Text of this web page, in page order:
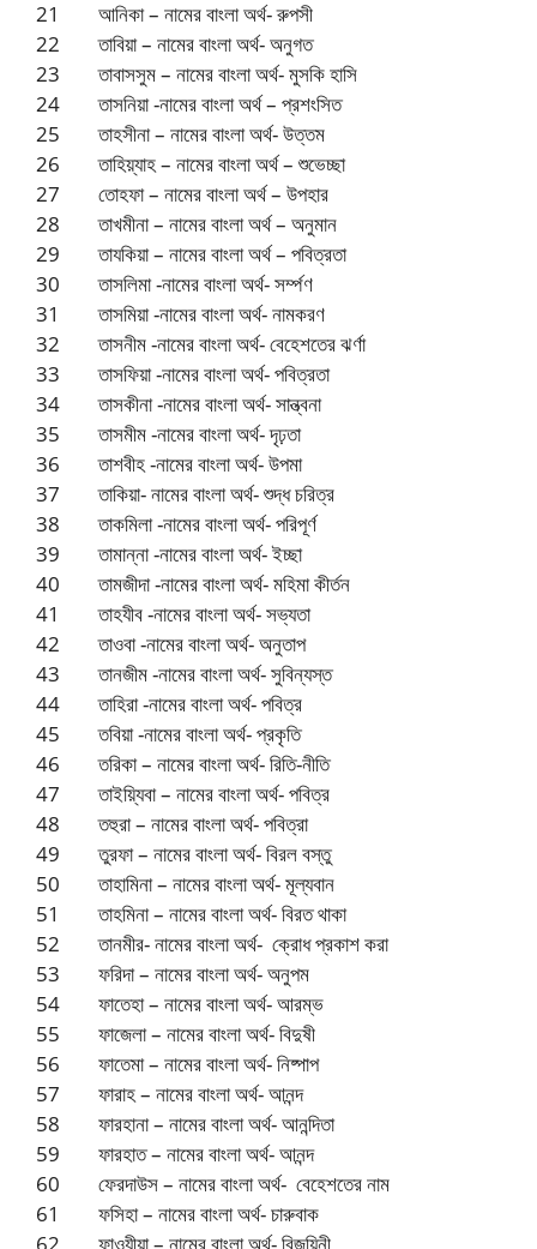
21 আনিকা – নামের বাংলা অর্থ- রুপসী
22 তাবিয়া – নামের বাংলা অর্থ- অনুগত
23 তাবাসসুম – নামের বাংলা অর্থ- মুসকি হাসি
24 তাসনিয়া -নামের বাংলা অর্থ – প্রশংসিত
25 তাহসীনা – নামের বাংলা অর্থ- উত্তম
26 তাহিয়্যাহ – নামের বাংলা অর্থ – শুভেচ্ছা
27 তোহফা – নামের বাংলা অর্থ – উপহার
28 তাখমীনা – নামের বাংলা অর্থ – অনুমান
29 তাযকিয়া – নামের বাংলা অর্থ – পবিত্রতা
30 তাসলিমা -নামের বাংলা অর্থ- সর্ম্পণ
31 তাসমিয়া -নামের বাংলা অর্থ- নামকরণ
32 তাসনীম -নামের বাংলা অর্থ- বেহেশতের ঝর্ণা
33 তাসফিয়া -নামের বাংলা অর্থ- পবিত্রতা
34 তাসকীনা -নামের বাংলা অর্থ- সান্ত্বনা
35 তাসমীম -নামের বাংলা অর্থ- দৃঢ়তা
36 তাশবীহ -নামের বাংলা অর্থ- উপমা
37 তাকিয়া- নামের বাংলা অর্থ- শুদ্ধ চরিত্র
38 তাকমিলা -নামের বাংলা অর্থ- পরিপূর্ণ
39 তামান্না -নামের বাংলা অর্থ- ইচ্ছা
40 তামজীদা -নামের বাংলা অর্থ- মহিমা কীর্তন
41 তাহযীব -নামের বাংলা অর্থ- সভ্যতা
42 তাওবা -নামের বাংলা অর্থ- অনুতাপ
43 তানজীম -নামের বাংলা অর্থ- সুবিন্যস্ত
44 তাহিরা -নামের বাংলা অর্থ- পবিত্র
45 তবিয়া -নামের বাংলা অর্থ- প্রকৃতি
46 তরিকা – নামের বাংলা অর্থ- রিতি-নীতি
47 তাইয়্যিবা – নামের বাংলা অর্থ- পবিত্র
48 তহুরা – নামের বাংলা অর্থ- পবিত্রা
49 তুরফা – নামের বাংলা অর্থ- বিরল বস্তু
50 তাহামিনা – নামের বাংলা অর্থ- মূল্যবান
51 তাহমিনা – নামের বাংলা অর্থ- বিরত থাকা
52 তানমীর- নামের বাংলা অর্থ- ক্রোধ প্রকাশ করা
53 ফরিদা – নামের বাংলা অর্থ- অনুপম
54 ফাতেহা – নামের বাংলা অর্থ- আরম্ভ
55 ফাজেলা – নামের বাংলা অর্থ- বিদুষী
56 ফাতেমা – নামের বাংলা অর্থ- নিষ্পাপ
57 ফারাহ – নামের বাংলা অর্থ- আনন্দ
58 ফারহানা – নামের বাংলা অর্থ- আনন্দিতা
59 ফারহাত – নামের বাংলা অর্থ- আনন্দ
60 ফেরদাউস – নামের বাংলা অর্থ- বেহেশতের নাম
61 ফসিহা – নামের বাংলা অর্থ- চারুবাক